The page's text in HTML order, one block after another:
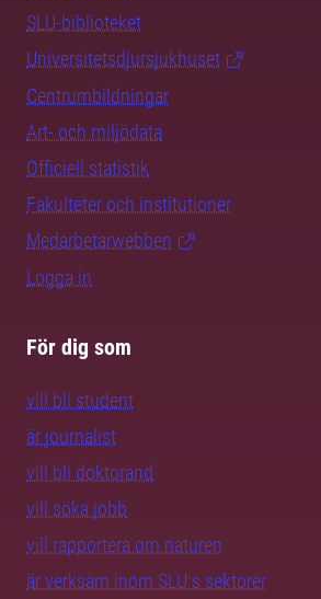
SLU-biblioteket
Universitetsdjursjukhuset
Centrumbildningar
Art- och miljödata
Officiell statistik
Fakulteter och institutioner
Medarbetarwebben
Logga in
För dig som
vill bli student
är journalist
vill bli doktorand
vill söka jobb
vill rapportera om naturen
är verksam inom SLU:s sektorer